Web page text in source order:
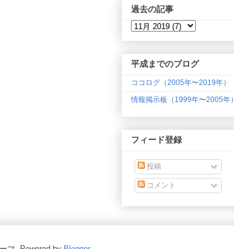
過去の記事
平成までのブログ
ココログ（2005年〜2019年）
情報掲示板（1999年〜2005年）
フィード登録
投稿
コメント